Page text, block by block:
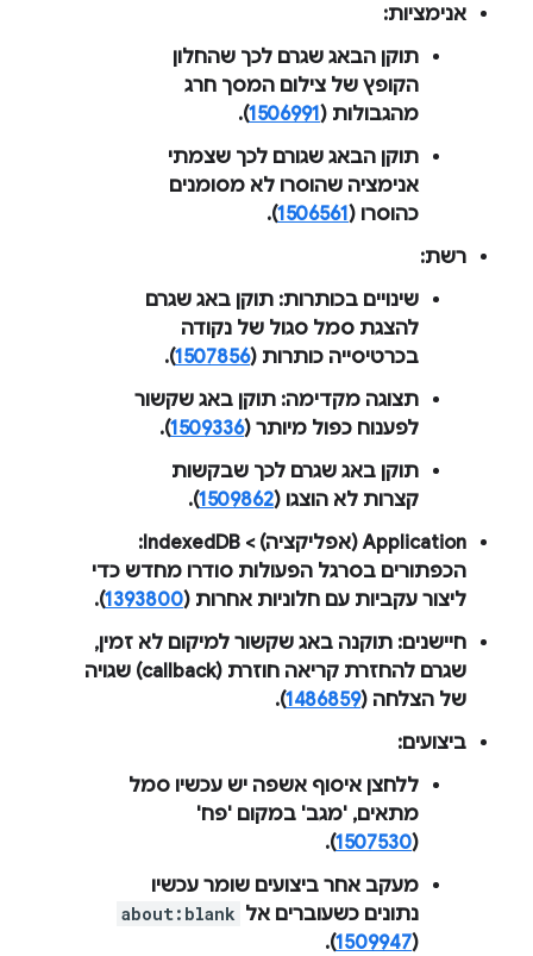
אנימציות:
תוקן הבאג שגרם לכך שהחלון
הקופץ של צילום המסך חרג
מהגבולות (1506991
).
תוקן הבאג שגורם לכך שצמתי
אנימציה שהוסרו לא מסומנים
כהוסרו (1506561
).
רשת:
שינויים בכותרות: תוקן באג שגרם
להצגת סמל סגול של נקודה
בכרטיסייה כותרות (
1507856
).
תצוגה מקדימה: תוקן באג שקשור
לפענוח כפול מיותר (1509336
).
תוקן באג שגרם לכך שבקשות
קצרות לא הוצגו (1509862
).
Application(אפליקציה) > IndexedDB
:
הכפתורים בסרגל הפעולות סודרו מחדש כדי
ליצור עקביות עם חלוניות אחרות (1393800
).
חיישנים: תוקנה באג שקשור למיקום לא זמין,
שגרם להחזרת קריאה חוזרת (callback) שגויה
של הצלחה (1486859
).
ביצועים:
ללחצן איסוף אשפה יש עכשיו סמל
מתאים, 'מגב' במקום 'פח'
(
1507530
).
מעקב אחר ביצועים שומר עכשיו
נתונים כשעוברים אל about:blank
(
1509947
).